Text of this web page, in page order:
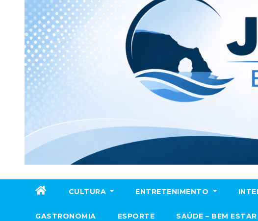
CULTURA ENTRETENIMENTO
GASTRONOMIA ESPORTE SAÚDE – BEM